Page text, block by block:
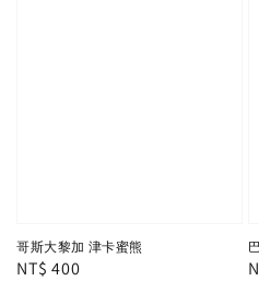
哥斯大黎加 津卡蜜熊
Regular
NT$ 400